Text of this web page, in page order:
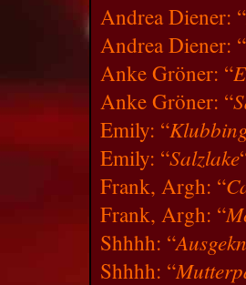
Andrea Diener: “
Andrea Diener: “
Anke Gröner: “
Anke Gröner: “
Emily: “
Emily: “Salzlake
Frank, Argh: “
Frank, Argh: “
Shhhh: “
Shhhh: “